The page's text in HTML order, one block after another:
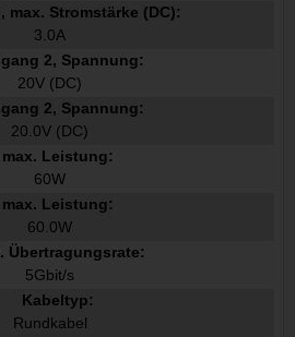
max. Stromstärke (DC):
3.0A
2, Spannung:
20V (DC)
2, Spannung:
20.0V (DC)
max. Leistung:
60W
max. Leistung:
60.0W
Übertragungsrate:
5Gbit/s
Kabeltyp:
Rundkabel